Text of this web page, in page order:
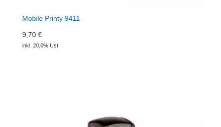
Mobile Printy 9411
9,70 €
inkl. 20,0% Ust